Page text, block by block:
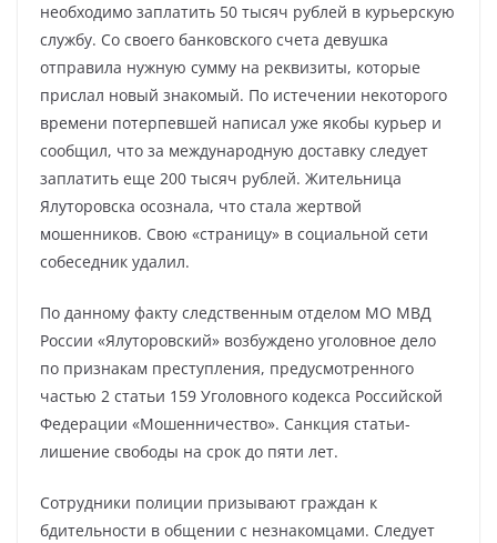
необходимо заплатить 50 тысяч рублей в курьерскую
службу. Со своего банковского счета девушка
отправила нужную сумму на реквизиты, которые
прислал новый знакомый. По истечении некоторого
времени потерпевшей написал уже якобы курьер и
сообщил, что за международную доставку следует
заплатить еще 200 тысяч рублей. Жительница
Ялуторовска осознала, что стала жертвой
мошенников. Свою «страницу» в социальной сети
собеседник удалил.
По данному факту следственным отделом МО МВД
России «Ялуторовский» возбуждено уголовное дело
по признакам преступления, предусмотренного
частью 2 статьи 159 Уголовного кодекса Российской
Федерации «Мошенничество». Санкция статьи-
лишение свободы на срок до пяти лет.
Сотрудники полиции призывают граждан к
бдительности в общении с незнакомцами. Следует